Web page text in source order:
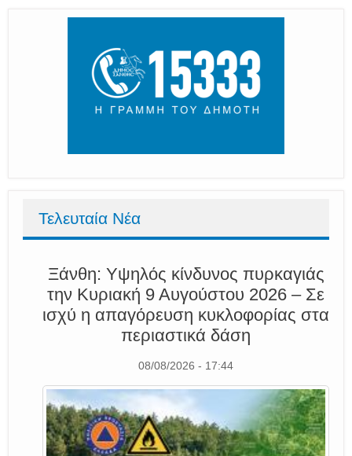
Τελευταία Νέα
Ξάνθη: Υψηλός κίνδυνος πυρκαγιάς
την Κυριακή 9 Αυγούστου 2026 – Σε
ισχύ η απαγόρευση κυκλοφορίας στα
περιαστικά δάση
08/08/2026 - 17:44